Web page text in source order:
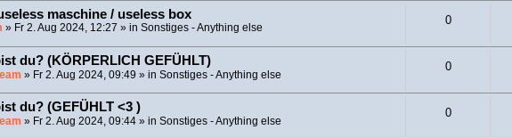
maschine / useless box
» Fr 2. Aug 2024, 12:27 » in Sonstiges - Anything else
0
du? (KÖRPERLICH GEFÜHLT)
» Fr 2. Aug 2024, 09:49 » in Sonstiges - Anything else
0
du? (GEFÜHLT <3 )
» Fr 2. Aug 2024, 09:44» in Sonstiges - Anything else
0